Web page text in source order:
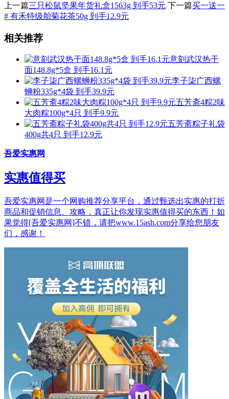
上一篇三只松鼠坚果年货礼盒1563g 到手53元 下一篇买一送一
# 有禾特级胎菊花茶50g 到手12.9元
相关推荐
意刻武汉热干
面148.8g*5盒 到手16.1元
李子柒广西螺
蛳粉335g*4袋 到手39.9元
五芳斋4粽2味
大肉粽100g*4只 到手9.9元
五芳斋粽子礼袋
400g共4只 到手12.9元
吾爱实惠网
实惠值得买
吾爱实惠网是一个网购推荐分享平台，通过甄选出实惠的打折
商品和促销信息、攻略，真正让你发现实惠值得买的东西！如
果觉得[吾爱实惠网]不错，请把www.15ash.com分享给您朋友
们，感谢！